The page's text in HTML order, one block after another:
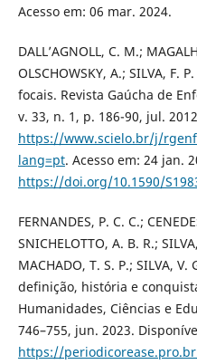
Acesso em: 06 mar. 2024.
DALL’AGNOLL, C. M.;
OLSCHOWSKY, A.; SILVA, F.
focais. Revista Gaúcha de
v. 33, n. 1, p. 186-90, jul.
https://www.scielo.br/j/rgenf/
lang=pt. Acesso em: 24 jan.
https://doi.org/10.1590/
FERNANDES, P. C. C.;
SNICHELOTTO, A. B. R.;
MACHADO, T. S. P.; SILVA,
definição, história e
Humanidades, Ciências e
746–755, jun. 2023.
https://